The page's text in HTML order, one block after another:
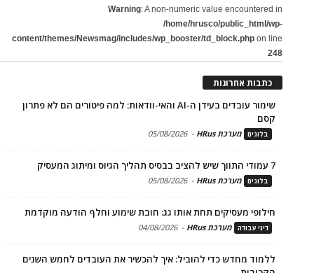
Warning: A non-numeric value encountered in
/home/hrusco/public_html/wp-
content/themes/Newsmag/includes/wp_booster/td_block.php on line
248
כתבות אחרונות
שימור עובדים בעידן ה-AI והאי-וודאות: למה פיטורים הם לא פתרון
קסם
בלוגים מערכת HRus -
05/08/2026
7 עמודי התווך שיש להציב בבסיס תהליך הגיוס ומיתוג המעסיק
בלוגים מערכת HRus -
05/08/2026
חילופי מעסיקים תחת אותו גג: חובת שימוע וחלף הודעה מוקדמת
דיני עבודה מערכת HRus -
04/08/2026
ללמוד מחדש כדי להוביל: איך להכשיר את העובדים לחמש השנים